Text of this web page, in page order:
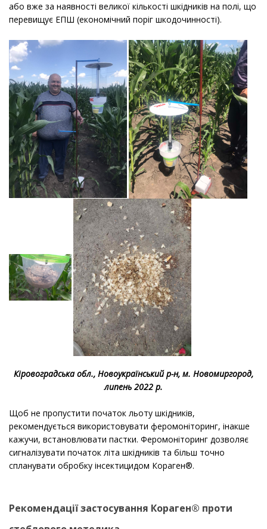
або вже за наявності великої кількості шкідників на полі, що
перевищує ЕПШ (економічний поріг шкодочинності).
Кіровоградська обл., Новоукраїнський р-н, м. Новомиргород,
липень 2022 р.
Щоб не пропустити початок льоту шкідників,
рекомендується використовувати феромоніторинг, інакше
кажучи, встановлювати пастки. Феромоніторинг дозволяє
сигналізувати початок літа шкідників та більш точно
спланувати обробку інсектицидом Кораген®.
Рекомендації застосування Кораген® проти